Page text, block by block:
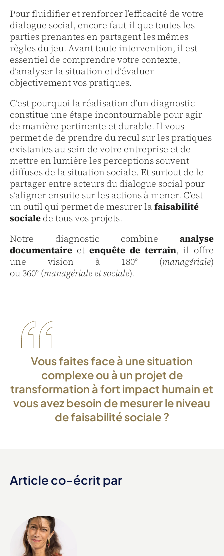
Pour fluidifier et renforcer l’efficacité de votre
dialogue social, encore faut-il que toutes les
parties prenantes en partagent les mêmes
règles du jeu. Avant toute intervention, il est
essentiel de comprendre votre contexte,
d’analyser la situation et d’évaluer
objectivement vos pratiques.
C’est pourquoi la réalisation d’un diagnostic
constitue une étape incontournable pour agir
de manière pertinente et durable. Il vous
permet de de prendre du recul sur les pratiques
existantes au sein de votre entreprise et de
mettre en lumière les perceptions souvent
diffuses de la situation sociale. Et surtout de le
partager entre acteurs du dialogue social pour
s’aligner ensuite sur les actions à mener. C’est
un outil qui permet de mesurer lafaisabilité
sociale de tous vos projets.
Notre diagnostic combine analyse
documentaire et enquête de terrain, il offre
une vision à 180° (managériale)
ou 360° (managériale et sociale).
Vous faites face à une situation
complexe ou à un projet de
transformation à fort impact humain et
vous avez besoin de mesurer le niveau
de faisabilité sociale ?
Article co-écrit par